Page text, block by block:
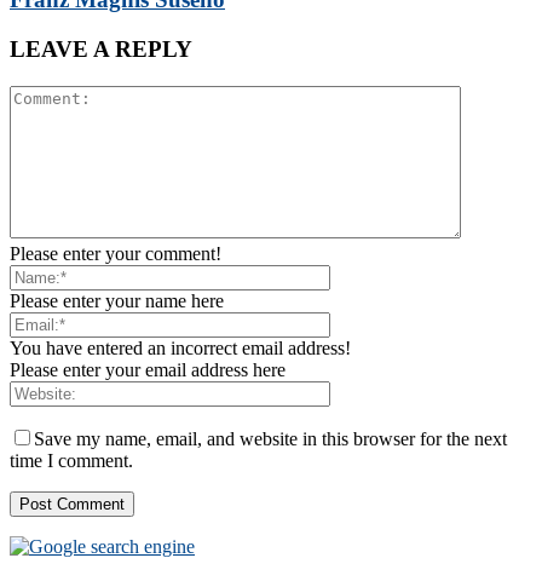
LEAVE A REPLY
Please enter your comment!
Please enter your name here
You have entered an incorrect email address!
Please enter your email address here
Save my name, email, and website in this browser for the next
time I comment.